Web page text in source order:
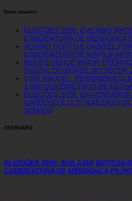
Posts recentes
ELEIÇÕES 2026: EVILÁSIO
CANDIDATURA DE MENDONÇA
ÁLVARO PORTO E GABRIEL
CANDIDATURA DE MARÍLIA
RECIFE VENCE MAIOR
DIGITAL DO BRASIL NO SECOP
COM RAQUEL, PERNAMBUCO
1.600 QUILÔMETROS DE
ELEIÇÕES 2026: EX-
CARDOSO É O 2º SUPLENTE
SENADO
DESTAQUES
ELEIÇÕES 2026: EVILÁSIO MATEUS
CANDIDATURA DE MENDONÇA